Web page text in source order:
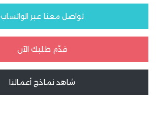
تواصل معنا عبر الواتساب
قدّم طلبك الآن
شاهد نماذج أعمالنا